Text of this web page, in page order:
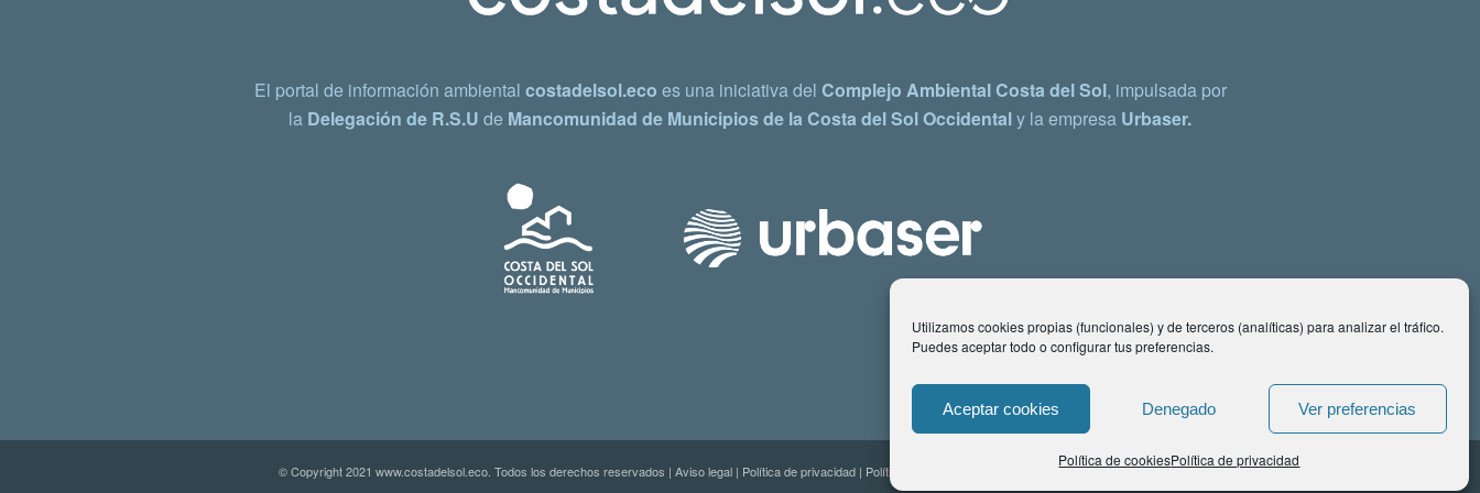
Utilizamos cookies propias (funcionales) y de terceros (analíticas) para analizar el tráfico.
Puedes aceptar todo o configurar tus preferencias.
Aceptar cookies Denegado Ver preferencias
Política de cookiesPolítica de privacidad
El portal de información ambiental costadelsol.eco es una iniciativa del Complejo Ambiental Costa del Sol, impulsada por
la Delegación de R.S.U de Mancomunidad de Municipios de la Costa del Sol Occidentaly la empresa Urbaser.
© Copyright 2021 www.costadelsol.eco. Todos los derechos reservados | Aviso legal| Política de privacidad| Política de Cookies | Contacto: comunicacion@costadelsol.eco